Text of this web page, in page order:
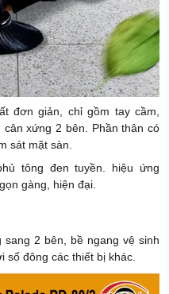
đơn giản, chỉ gồm tay cầm,
xứng 2 bên. Phần thân có
sát mặt sàn.
tông đen tuyền. hiệu ứng
gàng, hiện đại.
2 bên, bề ngang vệ sinh
số đông các thiết bị khác.